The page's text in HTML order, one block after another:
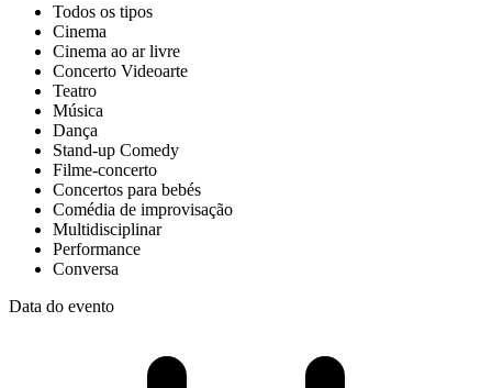
Todos os tipos
Cinema
Cinema ao ar livre
Concerto Videoarte
Teatro
Música
Dança
Stand-up Comedy
Filme-concerto
Concertos para bebés
Comédia de improvisação
Multidisciplinar
Performance
Conversa
Data do evento